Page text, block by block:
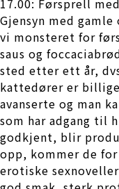
17.00: Førsprell
Gjensyn med
vi monsteret for
saus og
sted etter ett år,
kattedører er
avanserte og man
som har adgang til
godkjent, blir
opp, kommer de
erotiske